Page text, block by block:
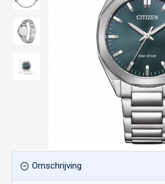
Omschrijving